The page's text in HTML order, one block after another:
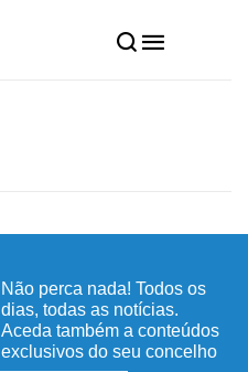
Não perca nada! Todos os
dias, todas as notícias.
Aceda também a conteúdos
exclusivos do seu concelho